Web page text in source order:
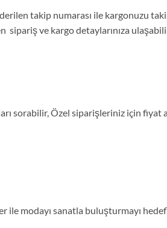
takip numarası ile kargonuzu
sipariş ve kargo detaylarınıza
sorabilir, Özel siparişleriniz için
ile modayı sanatla buluşturmayı